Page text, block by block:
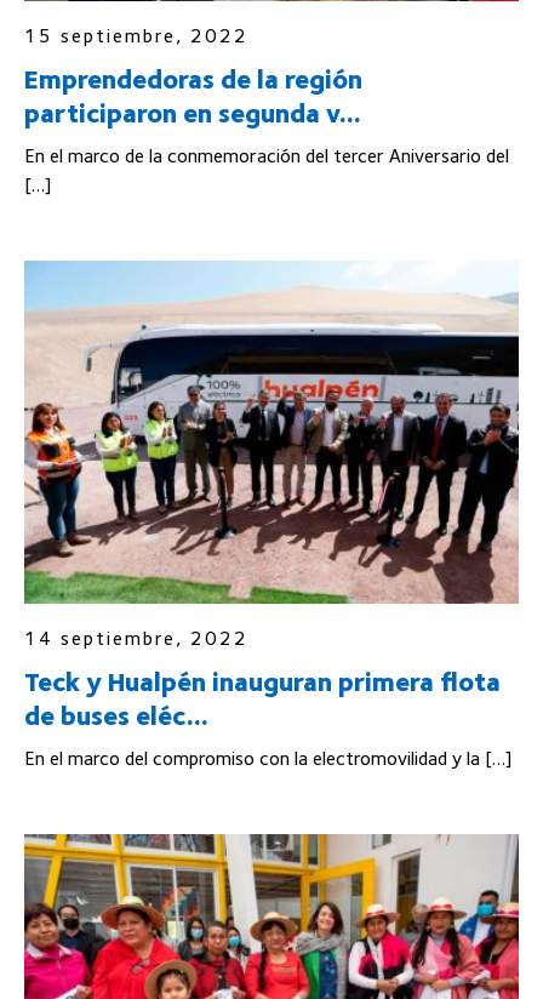
15 septiembre, 2022
Emprendedoras de la región
participaron en segunda v...
En el marco de la conmemoración del tercer Aniversario del
[…]
14 septiembre, 2022
Teck y Hualpén inauguran primera flota
de buses eléc...
En el marco del compromiso con la electromovilidad y la […]